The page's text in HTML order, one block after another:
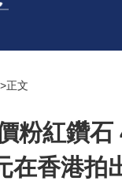
>正文
粉紅鑽石
在香港拍